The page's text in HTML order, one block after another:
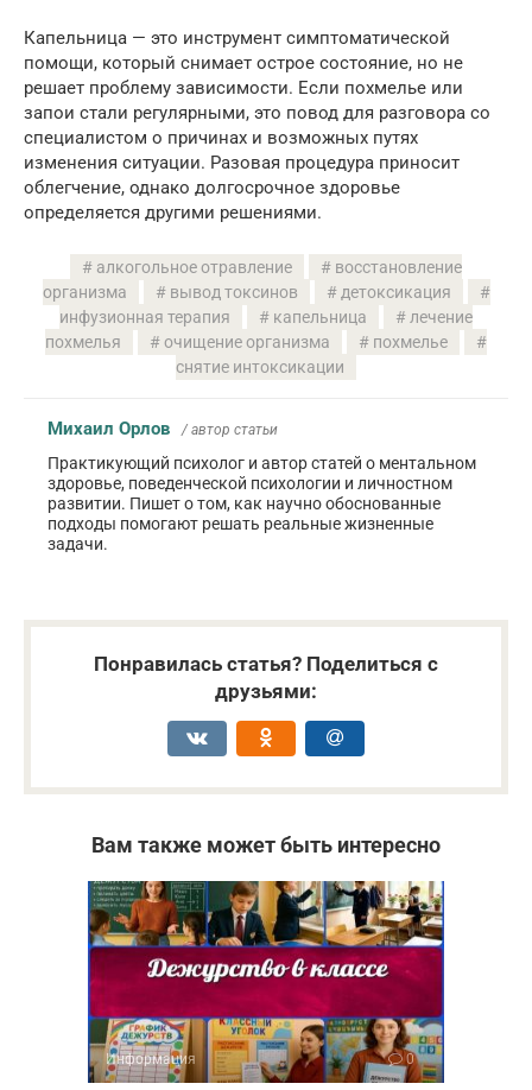
Капельница — это инструмент симптоматической
помощи, который снимает острое состояние, но не
решает проблему зависимости. Если похмелье или
запои стали регулярными, это повод для разговора со
специалистом о причинах и возможных путях
изменения ситуации. Разовая процедура приносит
облегчение, однако долгосрочное здоровье
определяется другими решениями.
алкогольное отравление
восстановление
организма
вывод токсинов
детоксикация
инфузионная терапия
капельница
лечение
похмелья
очищение организма
похмелье
снятие интоксикации
Михаил Орлов / автор статьи
Практикующий психолог и автор статей о ментальном
здоровье, поведенческой психологии и личностном
развитии. Пишет о том, как научно обоснованные
подходы помогают решать реальные жизненные
задачи.
Понравилась статья? Поделиться с
друзьями:
Вам также может быть интересно
Информация 0